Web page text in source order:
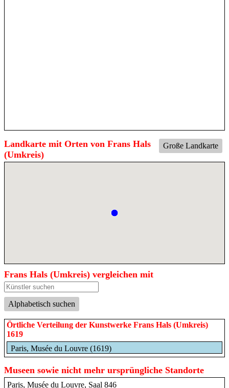
Große Landkarte
Landkarte mit Orten von Frans Hals
(Umkreis)
Frans Hals (Umkreis) vergleichen mit
Alphabetisch suchen
Örtliche Verteilung der Kunstwerke Frans Hals (Umkreis)
1619
Paris, Musée du Louvre (1619)
Museen sowie nicht mehr ursprüngliche Standorte
Paris, Musée du Louvre, Saal 846